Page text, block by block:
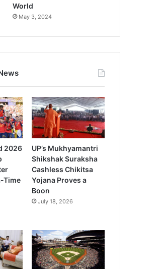
World
May 3, 2024
2026
Time
UP’s Mukhyamantri
Shikshak Suraksha
Cashless Chikitsa
Yojana Proves a
Boon
July 18, 2026